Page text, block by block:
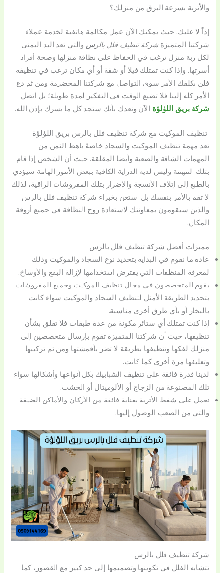
والأتربة بسرعة البرق من منزلك؟
إذاً لا عليك. حيث يمكنك الآن عمل مكالمة هاتفية لخدمة عملاء
شركتنا المتميزةشركة تنظيف فلل بالرس والتي تعد اليد اليمنى
لكل ربة منزل ترغب في الحفاظ على نظافة منزلها وصحة أفراد
أسرتها. وإذا كنت تمتلك فيلا أو شقة أو أي مكان ترغب في تنظيفه
فلن يكلفك الأمر سوى التواصل مع شركتنا المخضرمة ومن ثم دع
الأمر كله إلينا فلا تضيع الوقت في التفكير لمدة طويلة؛ بل اتصل
شركة بريق اللؤلؤة الآن ونعدك بأنك ستجد كل ما يسرك بإذن الله.
تنظيف الموكيت مع شركة تنظيف فلل بالرس بريق اللؤلؤة
تعد مهمة تنظيف الموكيت والسجاد خاصةً باهظ الثمن من
المهمات الشاقة والصعبة وأيضا المقلقة. حيث أن الشخص إذا قام
بتلك المهمة وليس لديه الدراية الكافية ببعض الأمور الهامة سيؤدي
بالطبع إلى إتلاف الأنسجة والإضرار بتلك المفروشات الراقية، لذلك
لا تقم بالأمر بنفسك بل استعن بخبراء شركة تنظيف فلل بالرس
والذين سيقومون بمعاونتك لاستعادة روح النظافة في جميع أروقة
المكان.
مميزات أفضل شركة تنظيف فلل بالرس
عادة ما نقوم في البداية بتحديد نوع السجاد والموكيت وذلك
لمعرفة المنظفات التي يفترض استخدامها لإزالة البقع والأوساخ.
يقوم المتخصصون في مجال تنظيف الموكيت وجميع المفروشات
بتحديد الطريقة الأمثل لتنظيف السجاد والموكيت سواء كانت
بالبخار أو بأي طرق أخرى مناسبة.
إذا كنت تمتلك أي ستائر مكونة من عدة طبقات فلا تقلق بشأن
تنظيفها، حيث أن شركتنا المتميزة تقوم بإرسال متخصصين إلى
منزلك لفكها وتنظيفها بطريقة لا تضر بأقمشتها ومن ثم تركيبها
وتعليقها مرة أخرى كما كانت.
لدينا قدرة فائقة على تنظيف الشبابيك بكل أنواعها وأشكالها سواء
تلك المصنوعة من الزجاج أو الألوميتال أو الخشب.
نعمل على شفط الأتربة بعناية فائقة من الأركان والأماكن الضيقة
والتي من الصعب الوصول إليها.
شركة تنظيف فلل بالرس
تتشابه الفلل في تكوينها وتصميمها إلى حد كبير مع القصور، كما